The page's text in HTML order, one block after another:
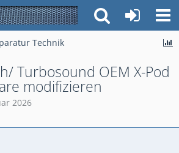
Technik
Turbosound OEM X-Pod
modifizieren
2026